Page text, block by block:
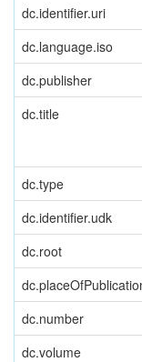
dc.identifier.uri
dc.language.iso
dc.publisher
dc.title
dc.type
dc.identifier.udk
dc.root
dc.number
dc.volume